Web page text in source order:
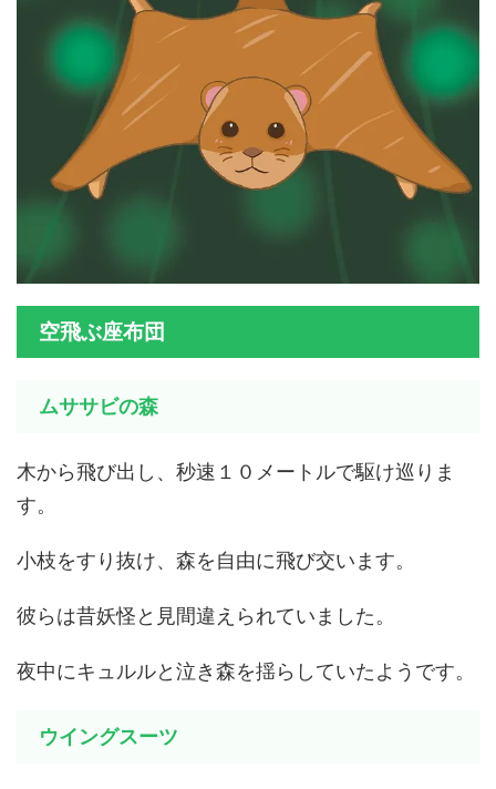
空飛ぶ座布団
ムササビの森
木から飛び出し、秒速１０メートルで駆け巡りま
す。
小枝をすり抜け、森を自由に飛び交います。
彼らは昔妖怪と見間違えられていました。
夜中にキュルルと泣き森を揺らしていたようです。
ウイングスーツ